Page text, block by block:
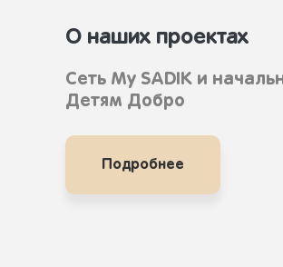
О наших проектах
Сеть Му SADIK и
Детям Добро
Подробнее